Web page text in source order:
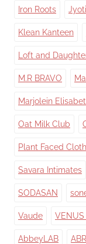
Iron Roots
Klean Kanteen
Loft and
M.R BRAVO
Marjolein
Oat Milk Club
Plant Faced
Savara Intimates
SODASAN
Vaude VENUS
AbbeyLAB